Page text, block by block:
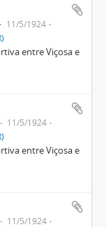
11/5/1924
entre Viçosa e
11/5/1924
entre Viçosa e
11/5/1924